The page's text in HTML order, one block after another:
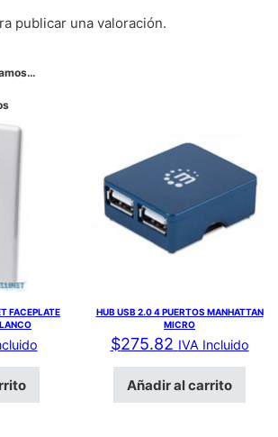
publicar una valoración.
FACEPLATE
HUB USB 2.0 4 PUERTOS MANHATTAN
MICRO
$275.82 IVA Incluido
Añadir al carrito